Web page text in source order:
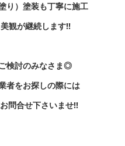
り）塗装も丁寧に施工
観が継続します‼
検討のみなさま◎
者をお探しの際には
問合せ下さいませ‼